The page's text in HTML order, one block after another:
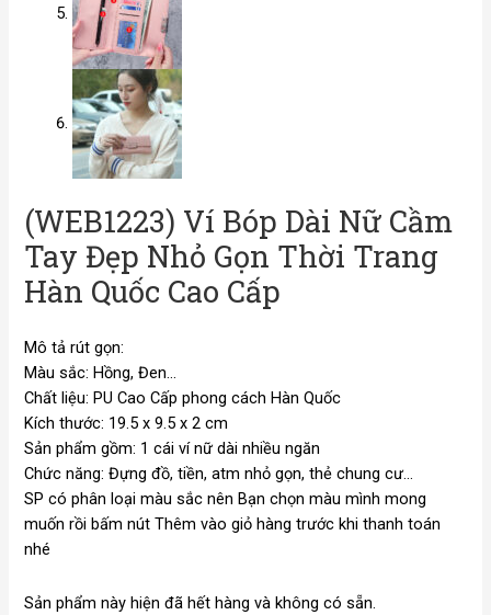
(WEB1223) Ví Bóp Dài Nữ Cầm
Tay Đẹp Nhỏ Gọn Thời Trang
Hàn Quốc Cao Cấp
Mô tả rút gọn:
Màu sắc: Hồng, Đen…
Chất liệu: PU Cao Cấp phong cách Hàn Quốc
Kích thước: 19.5 x 9.5 x 2 cm
Sản phẩm gồm: 1 cái ví nữ dài nhiều ngăn
Chức năng: Đựng đồ, tiền, atm nhỏ gọn, thẻ chung cư…
SP có phân loại màu sắc nên Bạn chọn màu mình mong
muốn rồi bấm nút Thêm vào giỏ hàng trước khi thanh toán
nhé
Sản phẩm này hiện đã hết hàng và không có sẵn.